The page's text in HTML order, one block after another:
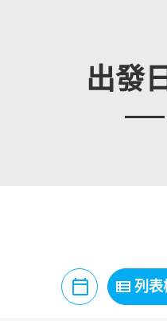
出發
calendar_today
月曆模式
view_list
列表模